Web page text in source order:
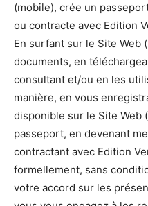
(mobile), crée un
ou contracte avec Edition
En surfant sur le Site Web
documents, en
consultant et/ou en les
manière, en vous
disponible sur le Site Web
passeport, en devenant
contractant avec Edition
formellement, sans
votre accord sur les